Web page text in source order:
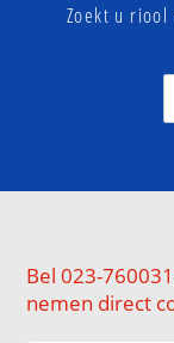
Zoekt u riool
Bel 023-
nemen direct